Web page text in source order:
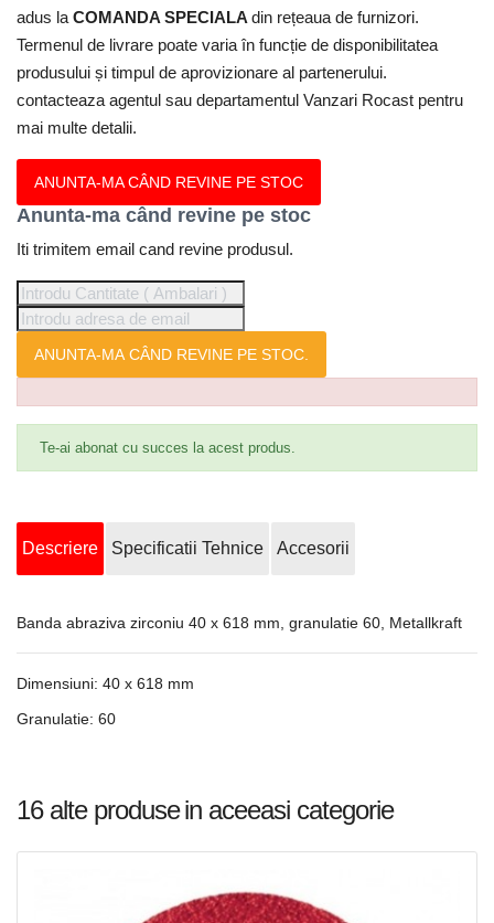
adus la COMANDA SPECIALA din rețeaua de furnizori.
Termenul de livrare poate varia în funcție de disponibilitatea
produsului și timpul de aprovizionare al partenerului.
contacteaza agentul sau departamentul Vanzari Rocast pentru
mai multe detalii.
ANUNTA-MA CÂND REVINE PE STOC
Anunta-ma când revine pe stoc
Iti trimitem email cand revine produsul.
ANUNTA-MA CÂND REVINE PE STOC.
Te-ai abonat cu succes la acest produs.
Descriere Specificatii Tehnice Accesorii
Banda abraziva zirconiu 40 x 618 mm, granulatie 60, Metallkraft
Dimensiuni: 40 x 618 mm
Granulatie: 60
16 alte produsein aceeasi categorie